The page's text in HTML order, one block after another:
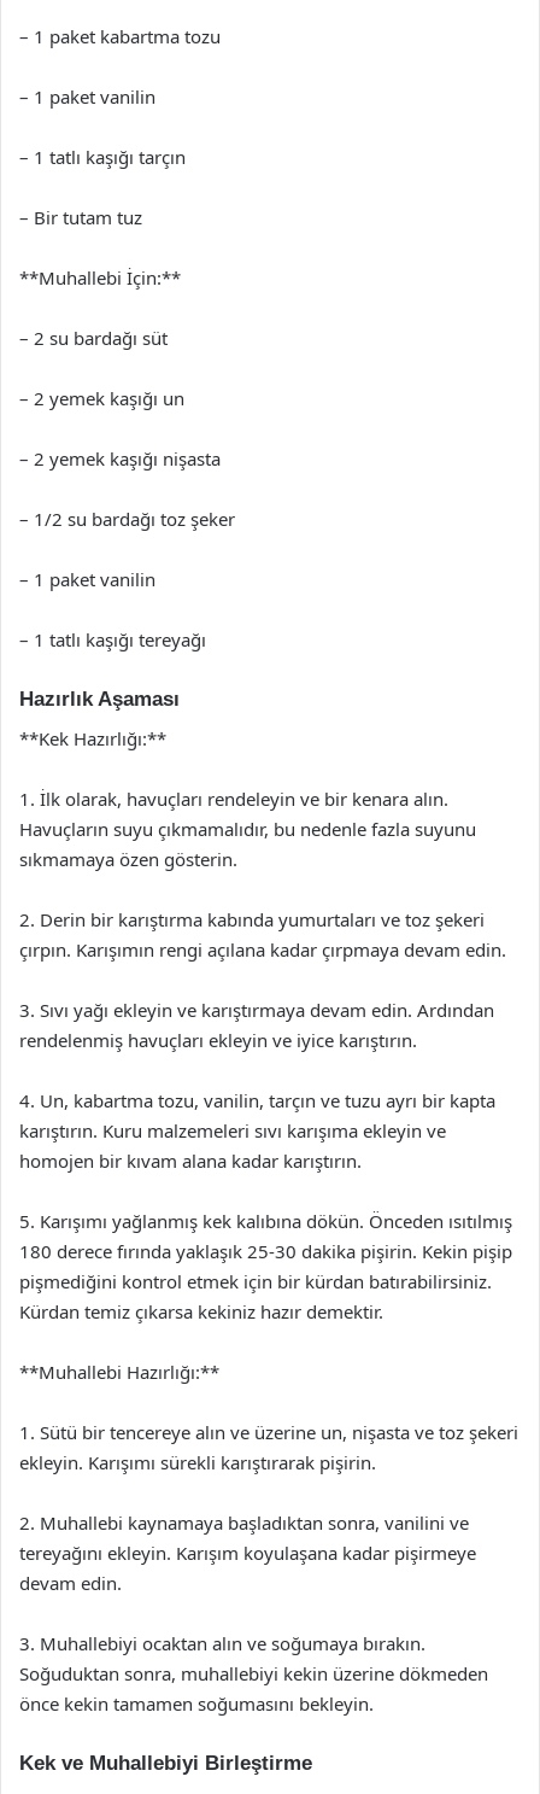
– 1 paket kabartma tozu
– 1 paket vanilin
– 1 tatlı kaşığı tarçın
– Bir tutam tuz
**Muhallebi İçin:**
– 2 su bardağı süt
– 2 yemek kaşığı un
– 2 yemek kaşığı nişasta
– 1/2 su bardağı toz şeker
– 1 paket vanilin
– 1 tatlı kaşığı tereyağı
Hazırlık Aşaması
**Kek Hazırlığı:**
1. İlk olarak, havuçları rendeleyin ve bir kenara alın.
Havuçların suyu çıkmamalıdır, bu nedenle fazla suyunu
sıkmamaya özen gösterin.
2. Derin bir karıştırma kabında yumurtaları ve toz şekeri
çırpın. Karışımın rengi açılana kadar çırpmaya devam edin.
3. Sıvı yağı ekleyin ve karıştırmaya devam edin. Ardından
rendelenmiş havuçları ekleyin ve iyice karıştırın.
4. Un, kabartma tozu, vanilin, tarçın ve tuzu ayrı bir kapta
karıştırın. Kuru malzemeleri sıvı karışıma ekleyin ve
homojen bir kıvam alana kadar karıştırın.
5. Karışımı yağlanmış kek kalıbına dökün. Önceden ısıtılmış
180 derece fırında yaklaşık 25-30 dakika pişirin. Kekin pişip
pişmediğini kontrol etmek için bir kürdan batırabilirsiniz.
Kürdan temiz çıkarsa kekiniz hazır demektir.
**Muhallebi Hazırlığı:**
1. Sütü bir tencereye alın ve üzerine un, nişasta ve toz şekeri
ekleyin. Karışımı sürekli karıştırarak pişirin.
2. Muhallebi kaynamaya başladıktan sonra, vanilini ve
tereyağını ekleyin. Karışım koyulaşana kadar pişirmeye
devam edin.
3. Muhallebiyi ocaktan alın ve soğumaya bırakın.
Soğuduktan sonra, muhallebiyi kekin üzerine dökmeden
önce kekin tamamen soğumasını bekleyin.
Kek ve Muhallebiyi Birleştirme